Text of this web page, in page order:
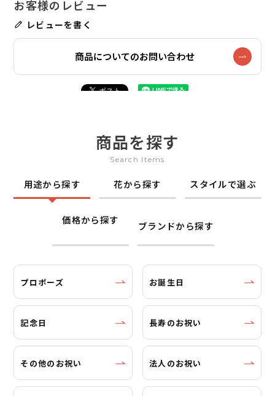
レビューを書く
商品についてのお問い合わせ
商品を探す
Search Items
用途から探す 花から探す スタイルで選ぶ
価格から探す ブランドから探す
プロポーズ お誕生日
記念日 長寿のお祝い
その他のお祝い 法人のお祝い